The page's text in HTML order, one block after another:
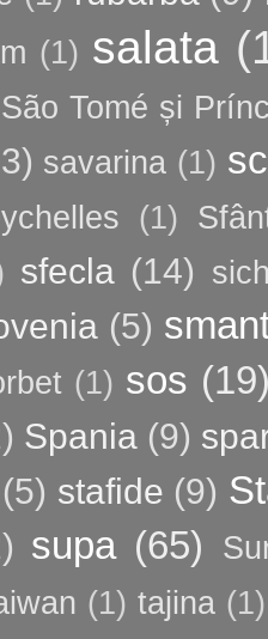
(1) salata
São Tomé și
savarina (1)
(1)
sfecla (14)
(5)
(1) sos
Spania (9)
(5) stafide (9)
supa (65)
(1) tajina (1)